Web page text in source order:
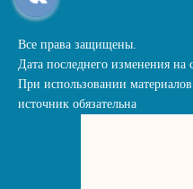
Все права защищены.
Дата последнего изменения на
При использовании
источник обязательна